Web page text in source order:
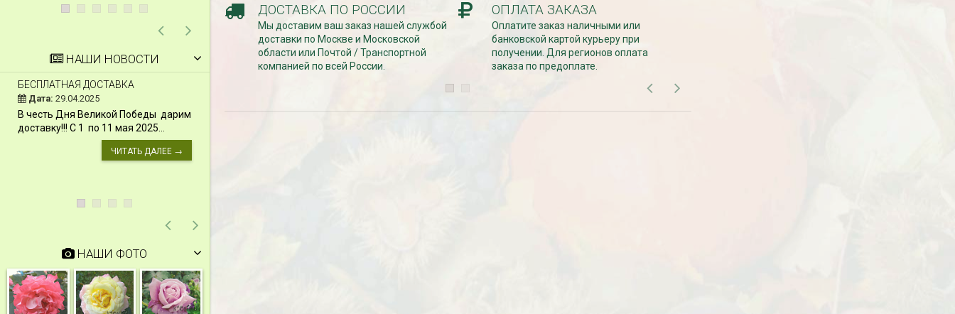
НАШИ НОВОСТИ
БЕСПЛАТНАЯ ДОСТАВКА
Дата: 29.04.2025
В честь Дня Великой Победы дарим
доставку!!! С 1 по 11 мая 2025...
ЧИТАТЬ ДАЛЕЕ →
БЕСПЛАТНАЯ ДОСТАВКА
В первый день весны в честь 8
БЕСПЛАТНАЯ ДОСТАВКА
Дарим доставку!!! С 20 октября по 20
НАШИ ФОТО
ДОСТАВКА ПО РОССИИ
Мы доставим ваш заказ нашей службой
доставки по Москве и Московской
области или Почтой / Транспортной
компанией по всей России.
ОПЛАТА ЗАКАЗА
Оплатите заказ наличными или
банковской картой курьеру при
получении. Для регионов оплата
заказа по предоплате.